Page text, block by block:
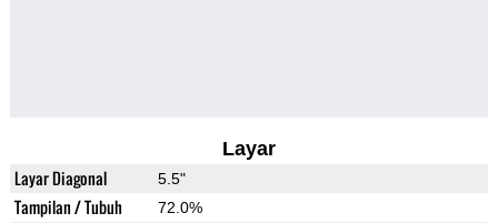
Layar
Layar Diagonal 5.5"
Tampilan / Tubuh 72.0%